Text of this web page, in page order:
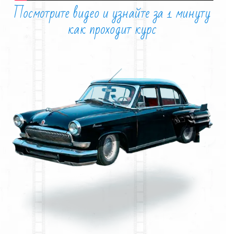
Посмотрите видео иузнайте за 1 минуту
какпроходит курс